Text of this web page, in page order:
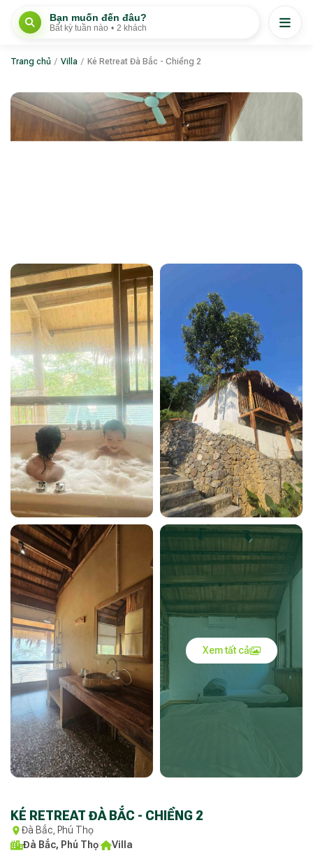
Bạn muốn đến đâu?
Bất kỳ tuần nào • 2 khách
Trang chủ / Villa / Ké Retreat Đà Bắc - Chiềng 2
Xem tất cả
KÉ RETREAT ĐÀ BẮC - CHIỀNG 2
Đà Bắc, Phú Thọ
Đà Bắc, Phú Thọ· Villa